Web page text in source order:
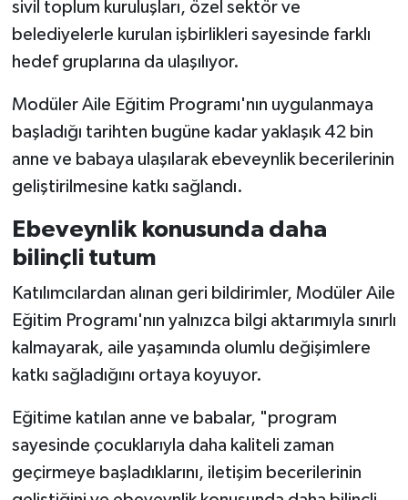
sivil toplum kuruluşları, özel sektör ve
belediyelerle kurulan işbirlikleri sayesinde farklı
hedef gruplarına da ulaşılıyor.
Modüler Aile Eğitim Programı'nın uygulanmaya
başladığı tarihten bugüne kadar yaklaşık 42 bin
anne ve babaya ulaşılarak ebeveynlik becerilerinin
geliştirilmesine katkı sağlandı.
Ebeveynlik konusunda daha
bilinçli tutum
Katılımcılardan alınan geri bildirimler, Modüler Aile
Eğitim Programı'nın yalnızca bilgi aktarımıyla sınırlı
kalmayarak, aile yaşamında olumlu değişimlere
katkı sağladığını ortaya koyuyor.
Eğitime katılan anne ve babalar, "program
sayesinde çocuklarıyla daha kaliteli zaman
geçirmeye başladıklarını, iletişim becerilerinin